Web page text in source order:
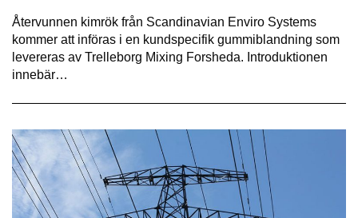
Återvunnen kimrök från Scandinavian Enviro Systems
kommer att införas i en kundspecifik gummiblandning som
levereras av Trelleborg Mixing Forsheda. Introduktionen
innebär…